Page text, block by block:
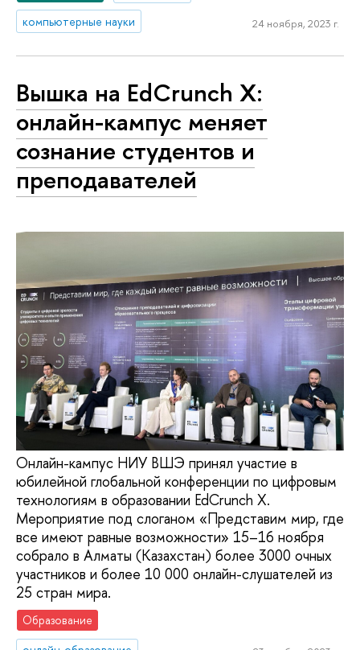
компьютерные науки
24 ноября, 2023 г.
Вышка на EdCrunch X:
онлайн-кампус меняет
сознание студентов и
преподавателей
Онлайн-кампус НИУ ВШЭ принял участие в
юбилейной глобальной конференции по цифровым
технологиям в образовании EdCrunch X.
Мероприятие под слоганом «Представим мир, где
все имеют равные возможности» 15–16 ноября
собрало в Алматы (Казахстан) более 3000 очных
участников и более 10 000 онлайн-слушателей из
25 стран мира.
Образование